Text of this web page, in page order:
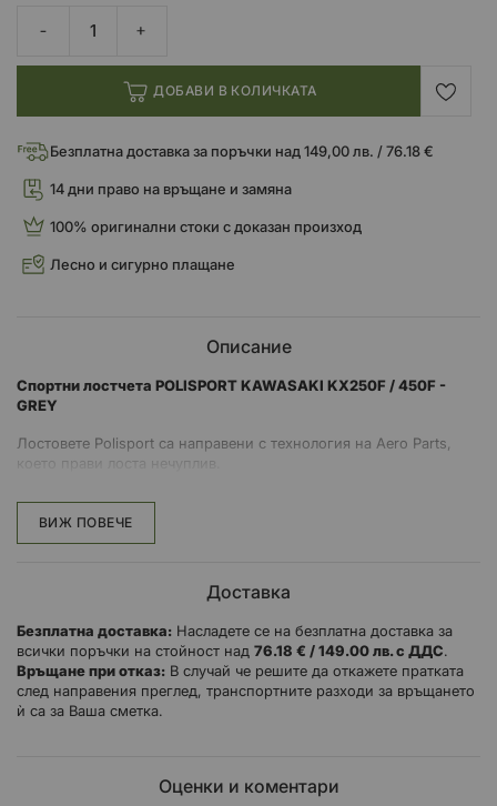
ДОБАВИ В КОЛИЧКАТА
Безплатна доставка за поръчки над 149,00 лв. / 76.18 €
14 дни право на връщане и замяна
100% оригинални стоки с доказан произход
Лесно и сигурно плащане
Описание
Спортни лостчета POLISPORT KAWASAKI KX250F / 450F -
GREY
Лостовете Polisport са направени с технология на Aero Parts,
което прави лоста нечуплив.
Без огъване по време на употреба. Дори при екстремни
условия.
на катастрофа
подхадящи за:
KAWASAKI KX250F 2005-12
ВИЖ ПОВЕЧЕ
Доставка
Безплатна доставка: Насладете се на безплатна доставка за
всички поръчки на стойност над 76.18 € / 149.00 лв. с ДДС.
Връщане при отказ: В случай че решите да откажете пратката
след направения преглед, транспортните разходи за връщането
ѝ са за Ваша сметка.
Оценки и коментари